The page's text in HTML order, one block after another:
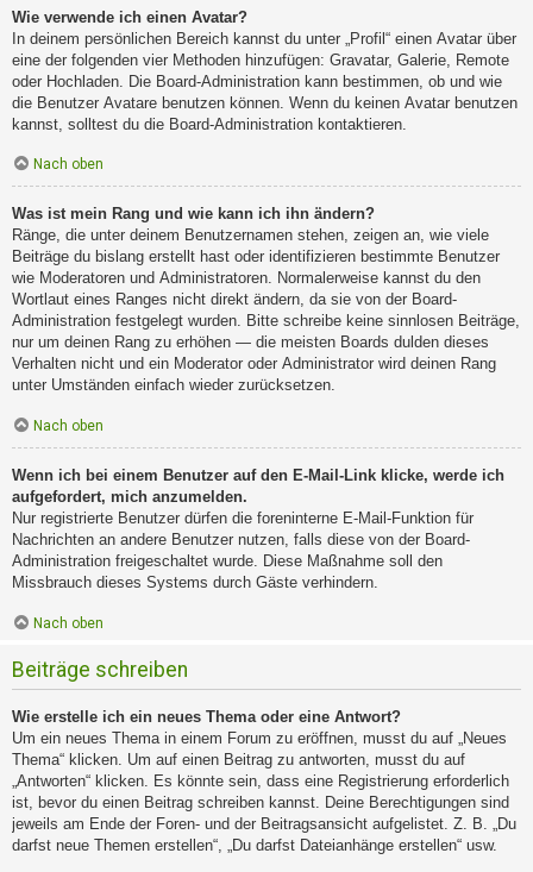
Wie verwende ich einen Avatar?
In deinem persönlichen Bereich kannst du unter „Profil“ einen Avatar über
eine der folgenden vier Methoden hinzufügen: Gravatar, Galerie, Remote
oder Hochladen. Die Board-Administration kann bestimmen, ob und wie
die Benutzer Avatare benutzen können. Wenn du keinen Avatar benutzen
kannst, solltest du die Board-Administration kontaktieren.
Nach oben
Was ist mein Rang und wie kann ich ihn ändern?
Ränge, die unter deinem Benutzernamen stehen, zeigen an, wie viele
Beiträge du bislang erstellt hast oder identifizieren bestimmte Benutzer
wie Moderatoren und Administratoren. Normalerweise kannst du den
Wortlaut eines Ranges nicht direkt ändern, da sie von der Board-
Administration festgelegt wurden. Bitte schreibe keine sinnlosen Beiträge,
nur um deinen Rang zu erhöhen — die meisten Boards dulden dieses
Verhalten nicht und ein Moderator oder Administrator wird deinen Rang
unter Umständen einfach wieder zurücksetzen.
Nach oben
Wenn ich bei einem Benutzer auf den E-Mail-Link klicke, werde ich
aufgefordert, mich anzumelden.
Nur registrierte Benutzer dürfen die foreninterne E-Mail-Funktion für
Nachrichten an andere Benutzer nutzen, falls diese von der Board-
Administration freigeschaltet wurde. Diese Maßnahme soll den
Missbrauch dieses Systems durch Gäste verhindern.
Nach oben
Beiträge schreiben
Wie erstelle ich ein neues Thema oder eine Antwort?
Um ein neues Thema in einem Forum zu eröffnen, musst du auf „Neues
Thema“ klicken. Um auf einen Beitrag zu antworten, musst du auf
„Antworten“ klicken. Es könnte sein, dass eine Registrierung erforderlich
ist, bevor du einen Beitrag schreiben kannst. Deine Berechtigungen sind
jeweils am Ende der Foren- und der Beitragsansicht aufgelistet. Z. B. „Du
darfst neue Themen erstellen“, „Du darfst Dateianhänge erstellen“ usw.